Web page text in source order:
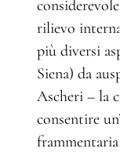
rilievo
più diversi
Siena) da
Ascheri – la
consentire